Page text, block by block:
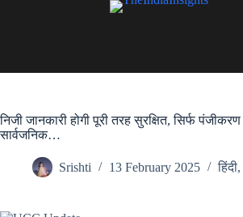
निजी जानकारी होगी पूरी तरह सुरक्षित, सिर्फ
सार्वजनिक…
Srishti 13 February 2025 हिंदी,